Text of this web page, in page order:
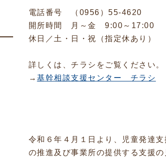
電話番号 （0956）55-4620
開所時間 月～金 9:00～17:00
休日／土・日・祝（指定休あり）
詳しくは、チラシをご覧ください。
→基幹相談支援センター チラシ
令和６年４月１日より、児童発達
の推進及び事業所の提供する支援